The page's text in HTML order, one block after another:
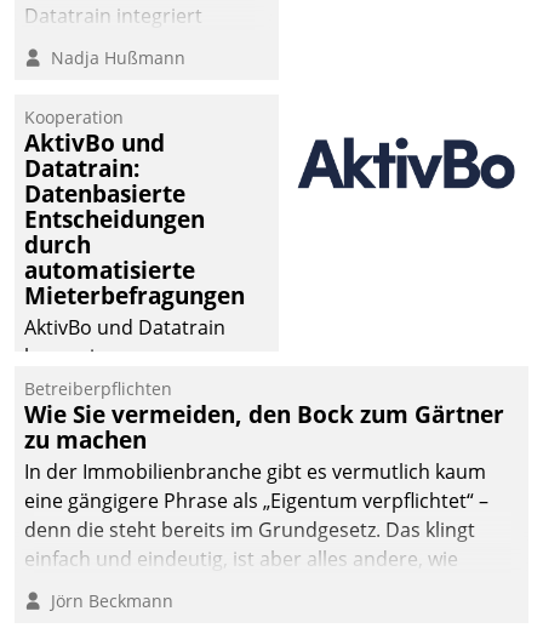
Datatrain integriert
Yarowas Portal zur
Vergabe und Verwaltung
operativen
Instandhaltung in die
SAP-Systemlandschaft
deutscher
Wohnungsunternehmen
– und beschleunigt damit
den Weg vom
Mieteranliegen zum
Nadja Hußmann
Kooperation
AktivBo und
Datatrain:
Datenbasierte
Entscheidungen
durch
automatisierte
Mieterbefragungen
AktivBo und Datatrain
kooperieren –
Immobilienunternehmen
profitieren: Die nahtlose
Integration der Lösungen
von AktivBo und
Datatrain ermöglicht
automatisiert ausgelöste,
zielgerichtete
Mieterbefragungen – eine
starke Grundlage für
Betreiberpflichten
Wie Sie vermeiden, den Bock zum Gärtner
zu machen
In der Immobilienbranche gibt es vermutlich kaum
eine gängigere Phrase als „Eigentum verpflichtet“ –
denn die steht bereits im Grundgesetz. Das klingt
einfach und eindeutig, ist aber alles andere, wie
Branchenbeschäftigte wissen. Denn mit der
Verantwortung folgen Verpflichtungen.
Jörn Beckmann